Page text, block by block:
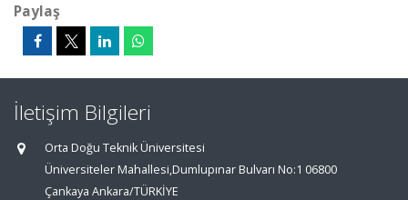
Paylaş
İletişim Bilgileri
Orta Doğu Teknik Üniversitesi
Üniversiteler Mahallesi,Dumlupınar Bulvarı No:1 06800
Çankaya Ankara/TÜRKİYE